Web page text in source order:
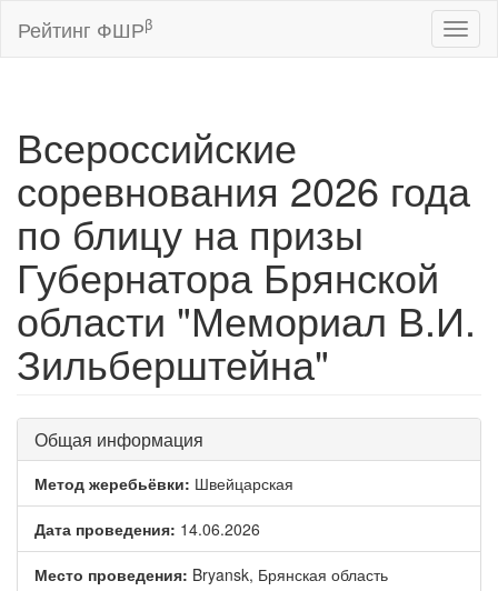
Рейтинг ФШРβ
Всероссийские
соревнования 2026 года
по блицу на призы
Губернатора Брянской
области "Мемориал В.И.
Зильберштейна"
Общая информация
Метод жеребьёвки: Швейцарская
Дата проведения: 14.06.2026
Место проведения: Bryansk, Брянская область